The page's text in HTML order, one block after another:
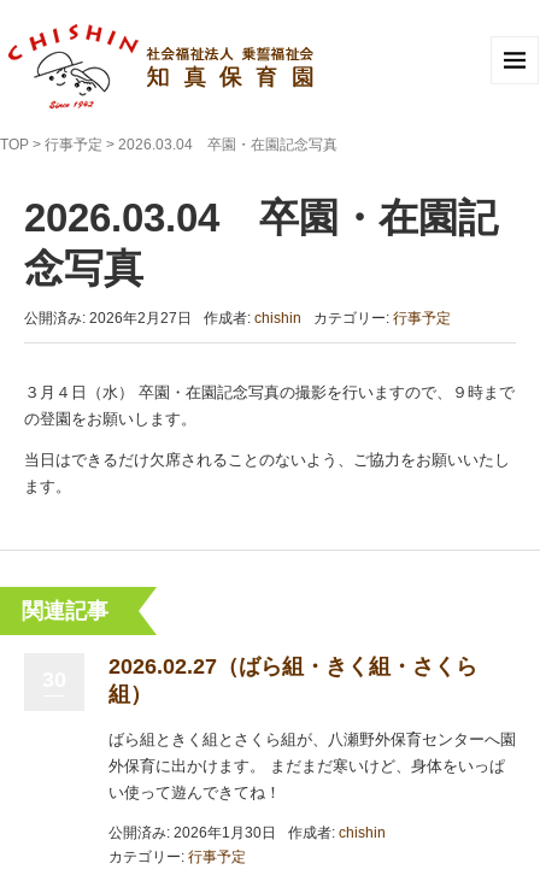
TOP > 行事予定 > 2026.03.04 卒園・在園記念写真
2026.03.04 卒園・在園記
念写真
公開済み: 2026年2月27日 作成者: chishin カテゴリー: 行事予定
３月４日（水） 卒園・在園記念写真の撮影を行いますので、９時まで
の登園をお願いします。
当日はできるだけ欠席されることのないよう、ご協力をお願いいたし
ます。
関連記事
2026.02.27（ばら組・きく組・さくら
組）
ばら組ときく組とさくら組が、八瀬野外保育センターへ園
外保育に出かけます。 まだまだ寒いけど、身体をいっぱ
い使って遊んできてね！
公開済み: 2026年1月30日 作成者: chishin
カテゴリー: 行事予定